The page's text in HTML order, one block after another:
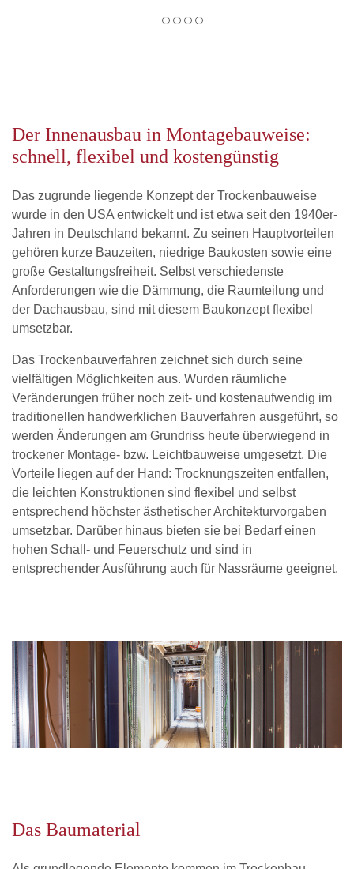
Der Innenausbau in Montagebauweise:
schnell, flexibel und kostengünstig
Das zugrunde liegende Konzept der Trockenbauweise
wurde in den USA entwickelt und ist etwa seit den 1940er-
Jahren in Deutschland bekannt. Zu seinen Hauptvorteilen
gehören kurze Bauzeiten, niedrige Baukosten sowie eine
große Gestaltungsfreiheit. Selbst verschiedenste
Anforderungen wie die Dämmung, die Raumteilung und
der Dachausbau, sind mit diesem Baukonzept flexibel
umsetzbar.
Das Trockenbauverfahren zeichnet sich durch seine
vielfältigen Möglichkeiten aus. Wurden räumliche
Veränderungen früher noch zeit- und kostenaufwendig im
traditionellen handwerklichen Bauverfahren ausgeführt, so
werden Änderungen am Grundriss heute überwiegend in
trockener Montage- bzw. Leichtbauweise umgesetzt. Die
Vorteile liegen auf der Hand: Trocknungszeiten entfallen,
die leichten Konstruktionen sind flexibel und selbst
entsprechend höchster ästhetischer Architekturvorgaben
umsetzbar. Darüber hinaus bieten sie bei Bedarf einen
hohen Schall- und Feuerschutz und sind in
entsprechender Ausführung auch für Nassräume geeignet.
Das Baumaterial